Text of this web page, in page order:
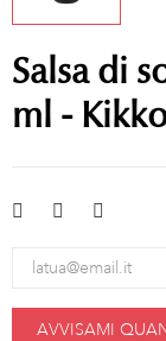
Salsa di
ml -
AVVISAMI